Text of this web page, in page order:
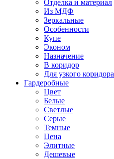
Отделка и материал
Из МДФ
Зеркальные
Особенности
Купе
Эконом
Назначение
В коридор
Для узкого коридора
Гардеробные
Цвет
Белые
Светлые
Серые
Темные
Цена
Элитные
Дешевые